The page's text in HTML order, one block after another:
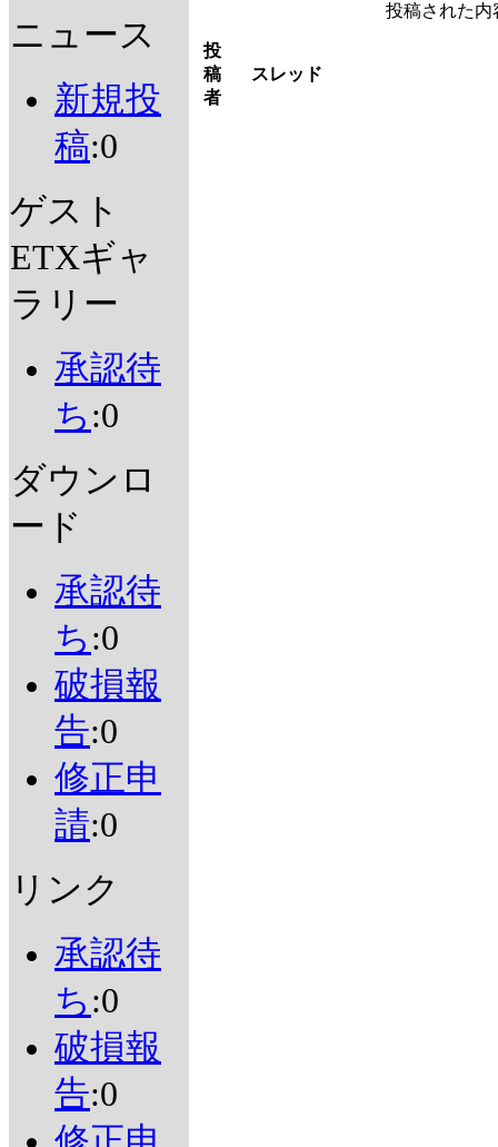
ニュース
新規投
稿:0
ゲスト
ETXギャ
ラリー
承認待
ち :0
ダウンロ
ード
承認待
ち :0
破損報
告:0
修正申
請:0
リンク
承認待
ち :0
破損報
告:0
投稿された内
投
稿
者
スレッド